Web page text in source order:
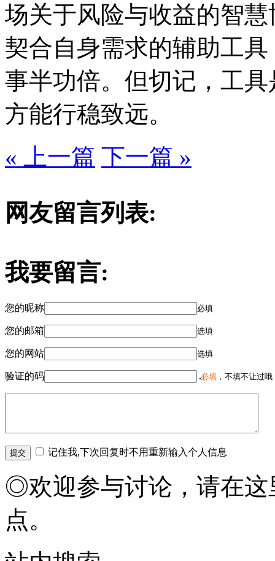
场关于风险与收益的智
契合自身需求的辅助工
事半功倍。但切记，工
方能行稳致远。
« 上一篇 下一篇 »
网友留言列表:
我要留言:
您的昵称 必填
您的邮箱 选填
您的网站 选填
验证的码 必填 ，不填不让过
记住我,下次回复时不用重新输入个人信息
◎欢迎参与讨论，请在这
点。